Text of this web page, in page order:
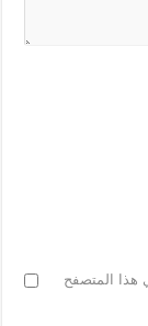
هذا المتصفح